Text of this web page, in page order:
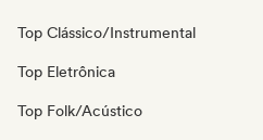
Top Clássico/Instrumental
Top Eletrônica
Top Folk/Acústico